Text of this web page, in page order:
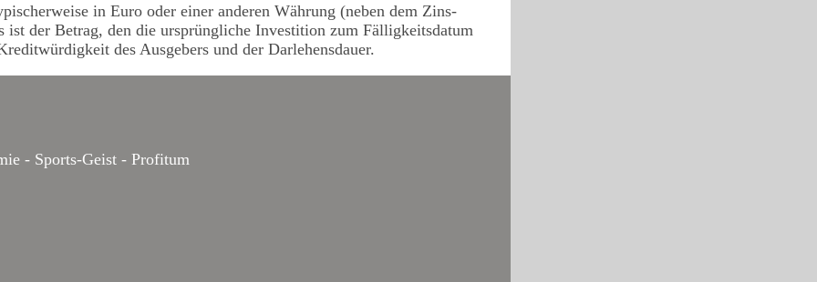
in Euro oder einer anderen Währung (neben dem Zins-
der Betrag, den die ursprüngliche Investition zum Fälligkeitsdatum
des Ausgebers und der Darlehensdauer.
- Sports-Geist - Profitum